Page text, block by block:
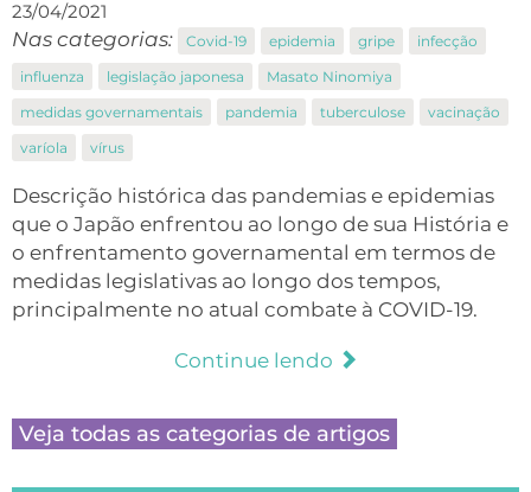
23/04/2021
Nas categorias: Covid-19 epidemia gripe
infecção
influenza
legislação japonesa
Masato Ninomiya
medidas governamentais
pandemia tuberculose
vacinação
varíola
vírus
Descrição histórica das pandemias e epidemias
que o Japão enfrentou ao longo de sua História e
o enfrentamento governamental em termos de
medidas legislativas ao longo dos tempos,
principalmente no atual combate à COVID-19.
Continue lendo
Veja todas as categorias de artigos